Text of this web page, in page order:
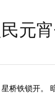
元
桥铁锁开。